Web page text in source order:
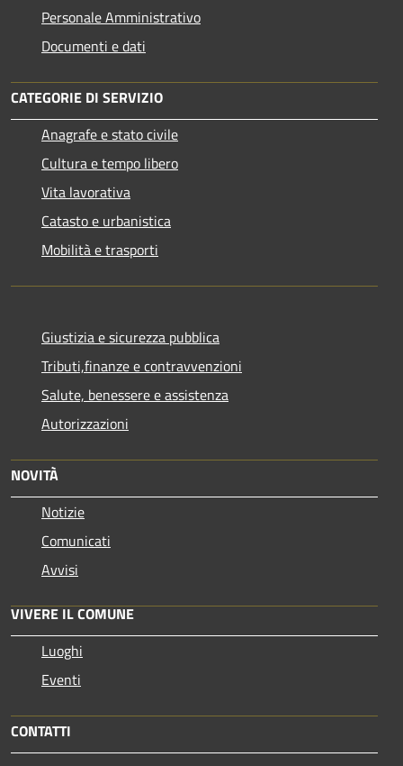
Personale Amministrativo
Documenti e dati
CATEGORIE DI SERVIZIO
Anagrafe e stato civile
Cultura e tempo libero
Vita lavorativa
Catasto e urbanistica
Mobilità e trasporti
Giustizia e sicurezza pubblica
Tributi,finanze e contravvenzioni
Salute, benessere e assistenza
Autorizzazioni
NOVITÀ
Notizie
Comunicati
Avvisi
VIVERE IL COMUNE
Luoghi
Eventi
CONTATTI